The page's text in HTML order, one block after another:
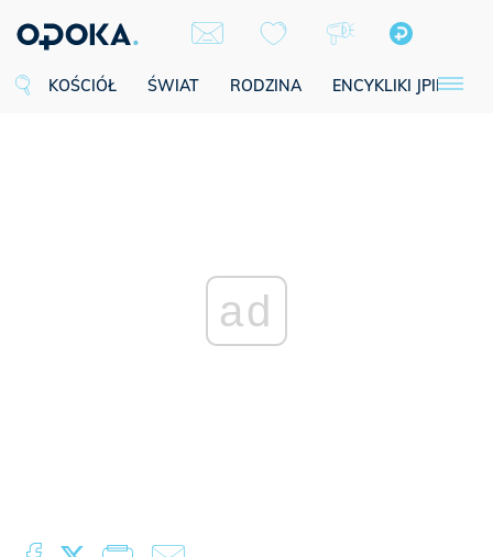
KOŚCIÓŁ ŚWIAT RODZINA ENCYKLIKI JPII
ad